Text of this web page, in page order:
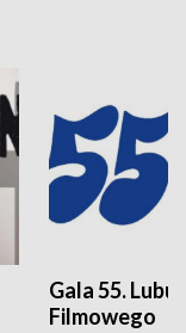
Gala 55.
Filmowego